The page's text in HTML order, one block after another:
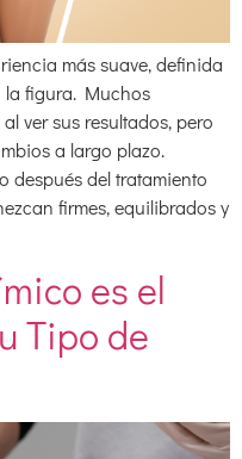
más suave, definida
la figura. Muchos
ver sus resultados, pero
a largo plazo.
después del tratamiento
firmes, equilibrados y
es el
Tipo de